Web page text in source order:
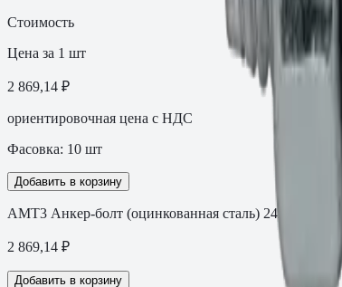
Стоимость
Цена за 1 шт
2 869,14 ₽
ориентировочная цена с НДС
Фасовка: 10 шт
Добавить в корзину
АМТ3 Анкер-болт (оцинкованная сталь) 24х235
2 869,14 ₽
Добавить в корзину